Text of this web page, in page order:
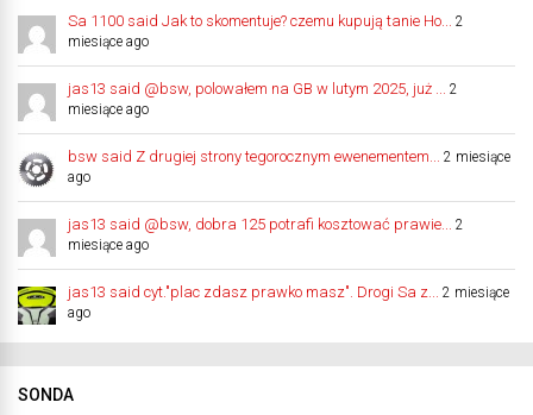
Sa 1100 said Jak to skomentuje? czemu kupują tanie Ho... 2
miesiące ago
jas13 said @bsw, polowałem na GB w lutym 2025, już ... 2
miesiące ago
bsw said Z drugiej strony tegorocznym ewenementem... 2 miesiące
ago
jas13 said @bsw, dobra 125 potrafi kosztować prawie... 2
miesiące ago
jas13 said cyt."plac zdasz prawko masz". Drogi Sa z... 2 miesiące
ago
SONDA